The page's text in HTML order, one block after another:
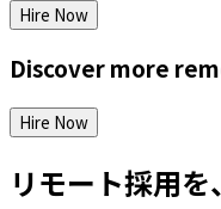
Hire Now
Discover more
Hire Now
リモート採用